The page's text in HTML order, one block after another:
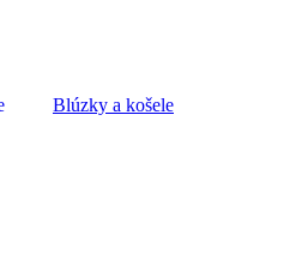
Blúzky a košele